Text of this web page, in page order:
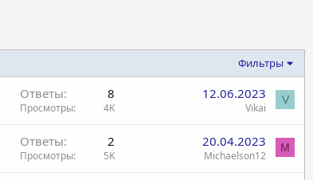
Фильтры
Ответы 8
Просмотры 4K
12.06.2023
Vikai
V
Ответы 2
Просмотры 5K
20.04.2023
Michaelson12
M